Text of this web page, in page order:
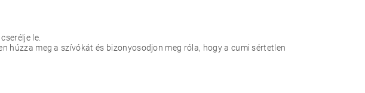
le.
húzza meg a szívókát és bizonyosodjon meg róla, hogy a cumi sértetlen